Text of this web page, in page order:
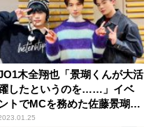
木全翔也「景瑚くんが大活
したというのを……」イベ
トでMCを務めた佐藤景瑚を
賛